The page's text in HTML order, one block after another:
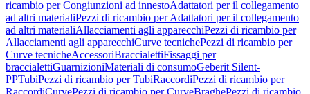
ricambio per Congiunzioni ad innestoAdattatori per il collegamento
ad altri materialiPezzi di ricambio per Adattatori per il collegamento
ad altri materialiAllacciamenti agli apparecchiPezzi di ricambio per
Allacciamenti agli apparecchiCurve tecnichePezzi di ricambio per
Curve tecnicheAccessoriBraccialettiFissaggi per
braccialettiGuarnizioniMateriali di consumoGeberit Silent-
PPTubiPezzi di ricambio per TubiRaccordiPezzi di ricambio per
RaccordiCurvePezzi di ricambio per CurveBraghePezzi di ricambio